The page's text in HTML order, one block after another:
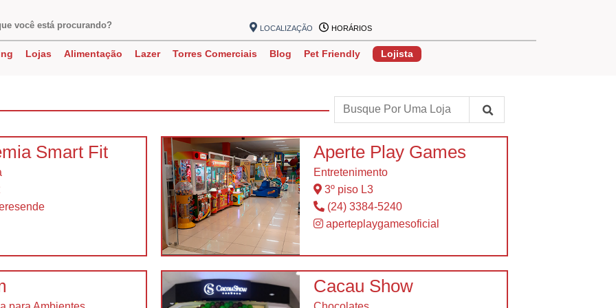
LOCALIZAÇÃO HORÁRIOS
Lojas Alimentação Lazer Torres Comerciais Blog Pet Friendly Lojista
Smart Fit Aperte Play Games
Entretenimento
3º piso L3
(24) 3384-5240
aperteplaygamesoficial
Cacau Show